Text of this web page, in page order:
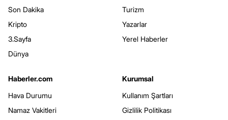
Son Dakika
Kripto
3.Sayfa
Dünya
Turizm
Yazarlar
Yerel Haberler
Haberler.com
Hava Durumu
Namaz Vakitleri
Kurumsal
Kullanım Şartları
Gizlilik Politikası